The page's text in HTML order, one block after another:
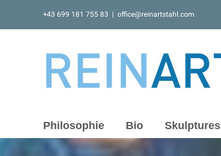
+43 699 181 755 83 | office@reinartstahl.com
Philosophie Bio Skulptures